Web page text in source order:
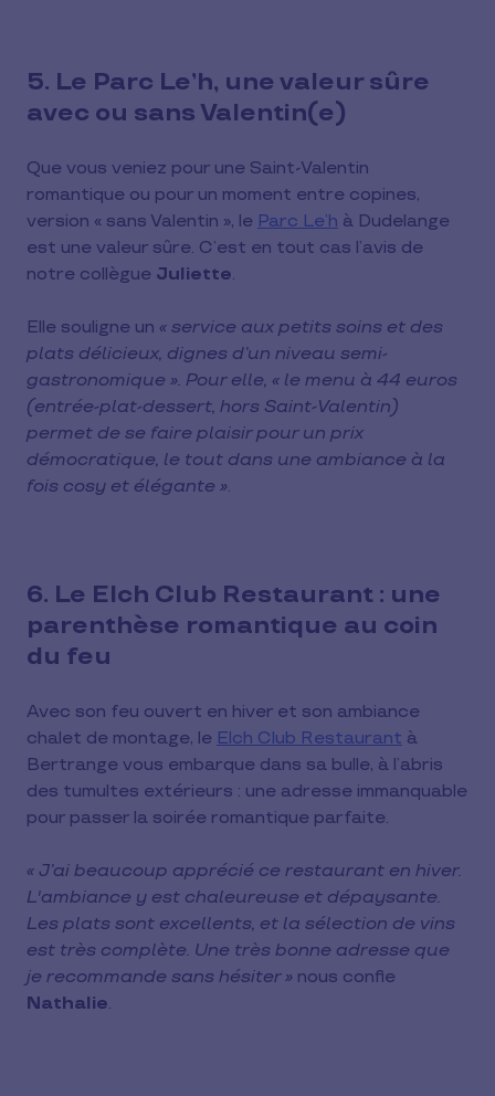
5. Le Parc Le’h, une valeur sûre
avec ou sans Valentin(e)
Que vous veniez pour une Saint-Valentin
romantique ou pour un moment entre copines,
version « sans Valentin », le Parc Le’h à Dudelange
est une valeur sûre. C’est en tout cas l’avis de
notre collègue Juliette.
Elle souligne un « service aux petits soins et des
plats délicieux, dignes d’un niveau semi-
gastronomique ». Pour elle, « le menu à 44 euros
(entrée-plat-dessert, hors Saint-Valentin)
permet de se faire plaisir pour un prix
démocratique, le tout dans une ambiance à la
fois cosy et élégante ».
6. Le Elch Club Restaurant : une
parenthèse romantique au coin
du feu
Avec son feu ouvert en hiver et son ambiance
chalet de montage, le Elch Club Restaurant à
Bertrange vous embarque dans sa bulle, à l’abris
des tumultes extérieurs : une adresse immanquable
pour passer la soirée romantique parfaite.
« J’ai beaucoup apprécié ce restaurant en hiver.
L'ambiance y est chaleureuse et dépaysante.
Les plats sont excellents, et la sélection de vins
est très complète. Une très bonne adresse que
je recommande sans hésiter » nous confie
Nathalie.